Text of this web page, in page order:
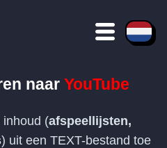
naar YouTube
inhoud (afspeellijsten,
) uit een TEXT-bestand toe